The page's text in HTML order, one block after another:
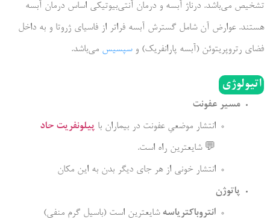
تشخیص می­‌باشد. درناژ آبسه و درمان آنتی‌بیوتیکی اساس درمان آبسه
هستند. عوارض آن شامل گسترش آبسه فراتر از فاسیای ژروتا و به داخل
فضای رتروپریتوئن (آبسه پارانفریک) وسپسیس می‌باشد.
اتیولوژی
مسیر عفونت
انتشار موضعیِ عفونت در بیماران با پیلونفریت حاد
💬 شایع­ترین راه است.
انتشار خونی از هر جای دیگر بدن به این مکان
پاتوژن
انتروباکتریاسهشایع­ترین است (باسیل گرم منفی)